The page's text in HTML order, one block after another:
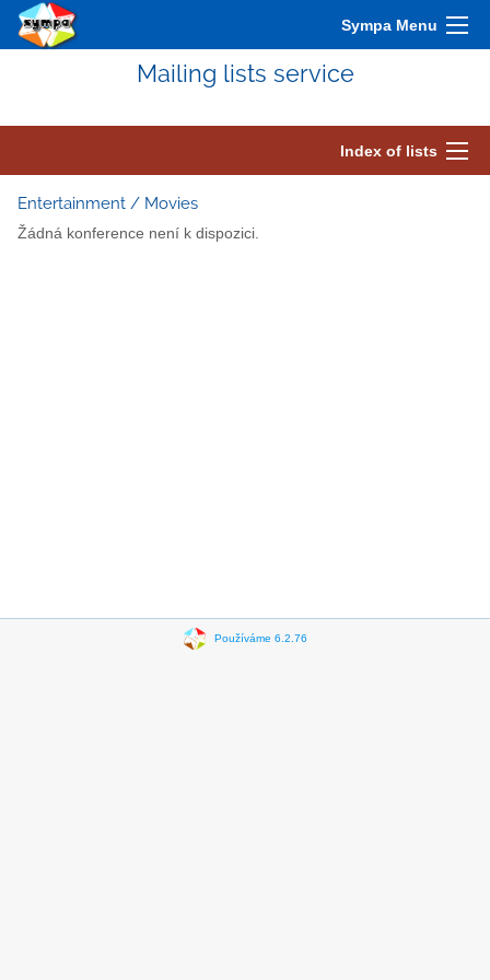
Sympa Menu
Mailing lists service
Index of lists
Entertainment / Movies
Žádná konference není k dispozici.
Používáme 6.2.76